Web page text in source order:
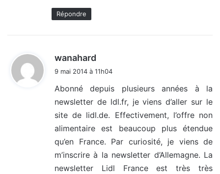
Répondre
wanahard
i
:
9 mai 2014 à 11h04
Abonné depuis plusieurs années à la
newsletter de ldl.fr, je viens d’aller sur le
site de lidl.de. Effectivement, l’offre non
alimentaire est beaucoup plus étendue
qu’en France. Par curiosité, je viens de
m’inscrire à la newsletter d’Allemagne. La
newsletter Lidl France est très très